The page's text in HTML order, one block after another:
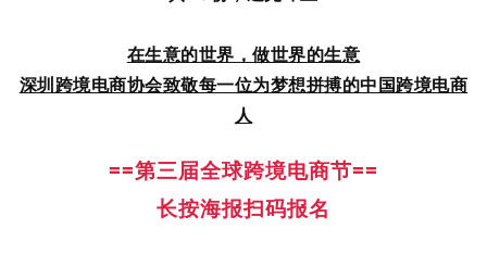
在生意的世界，做世界的生意
深圳跨境电商协会致敬每一位为梦想拼搏的中国跨境电商
人
==第三届全球跨境电商节==
长按海报扫码报名